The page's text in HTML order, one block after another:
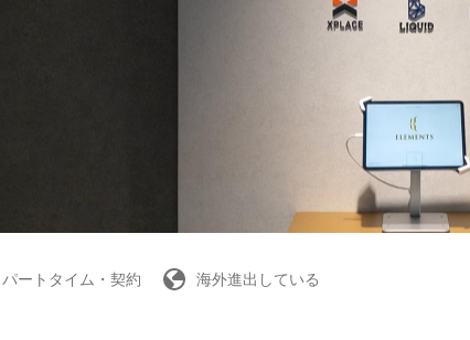
パートタイム・契約 海外進出している